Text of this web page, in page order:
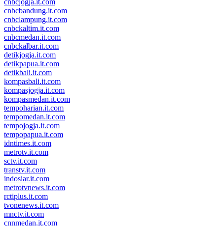
cnbcjogja.it.com
cnbcbandung.it.com
cnbclampung.it.com
cnbckaltim.it.com
cnbcmedan.it.com
cnbckalbar.it.com
detikjogja.it.com
detikpapua.it.com
detikbali.it.com
kompasbali.it.com
kompasjogja.it.com
kompasmedan.it.com
tempoharian.it.com
tempomedan.it.com
tempojogja.it.com
tempopapua.it.com
idntimes.it.com
metrotv.it.com
sctv.it.com
transtv.it.com
indosiar.it.com
metrotvnews.it.com
rctiplus.it.com
tvonenews.it.com
mnctv.it.com
cnnmedan.it.com